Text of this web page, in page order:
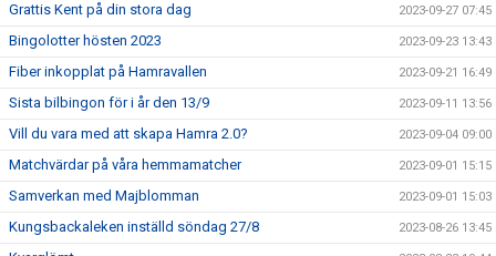
Grattis Kent på din stora dag 2023-09-27 07:45
Bingolotter hösten 2023 2023-09-23 13:43
Fiber inkopplat på Hamravallen 2023-09-21 16:49
Sista bilbingon för i år den 13/9 2023-09-11 13:56
Vill du vara med att skapa Hamra 2.0? 2023-09-04 09:00
Matchvärdar på våra hemmamatcher 2023-09-01 15:15
Samverkan med Majblomman 2023-09-01 15:03
Kungsbackaleken inställd söndag 27/8 2023-08-26 13:45